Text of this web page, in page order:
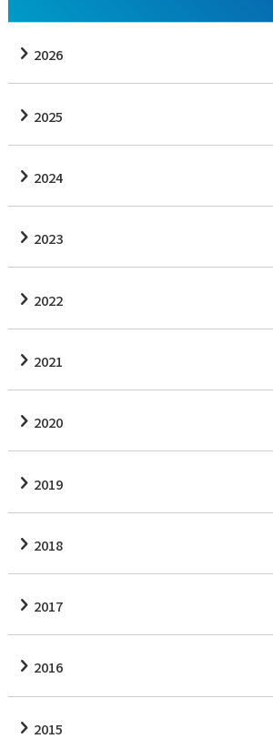
2026
2025
2024
2023
2022
2021
2020
2019
2018
2017
2016
2015